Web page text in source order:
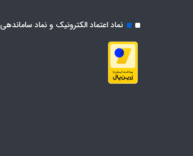
نماد اعتماد الکترونیک و نماد ساماندهی